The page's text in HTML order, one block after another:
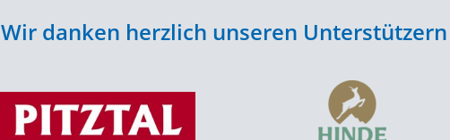
Wir danken herzlich unseren Unterstützern